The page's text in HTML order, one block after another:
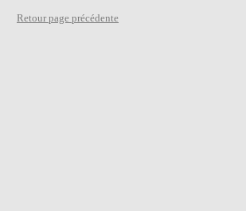
Retour page précédente